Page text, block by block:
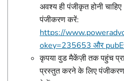
अवश्य ही पंजीकृत होनी
पंजीकरण करें:
https://
okey=235653 और
कृपया वुड मैकेंज़ी तक पहुंच
प्रस्तुत करने के लिए